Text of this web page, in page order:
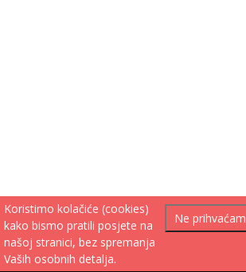
Ne prihvaćam
Koristimo kolačiće (cookies)
kako bismo pratili posjete na
našoj stranici, bez spremanja
Vaših osobnih detalja.